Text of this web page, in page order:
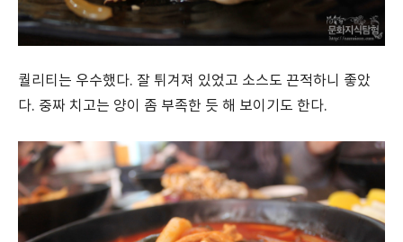
퀄리티는 우수했다. 잘 튀겨져 있었고 소스도 끈적하니 좋았
다. 중짜 치고는 양이 좀 부족한 듯 해 보이기도 한다.